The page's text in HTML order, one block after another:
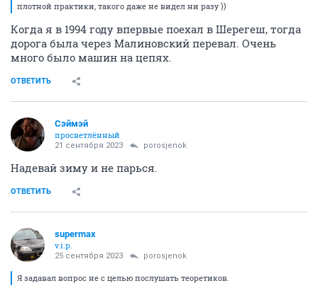
плотной практики, такого даже не видел ни разу ))
Когда я в 1994 году впервые поехал в Шерегеш, тогда
дорога была через Малиновский перевал. Очень
много было машин на цепях.
ОТВЕТИТЬ
Сэймэй
просветлённый
21 сентября 2023 porosjenok
Надевай зиму и не парься.
ОТВЕТИТЬ
supermax
v.i.p.
25 сентября 2023 porosjenok
Я задавал вопрос не с целью послушать теоретиков.